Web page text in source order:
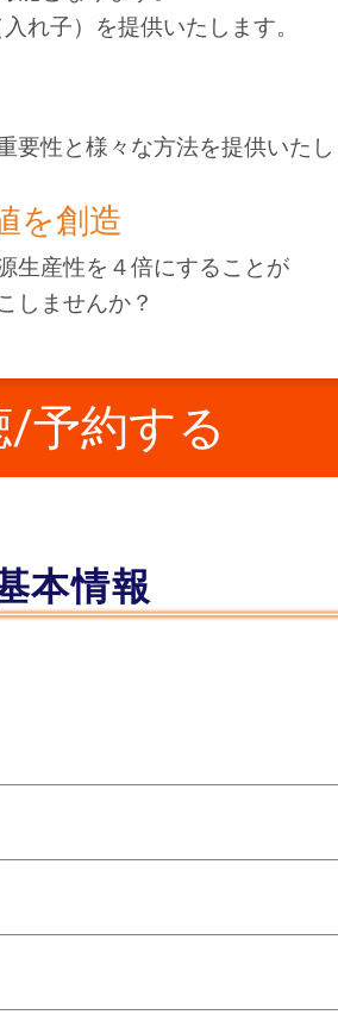
れ子）を提供いたします。
要性と様々な方法を提供いた
を創造
生産性を４倍にすることが
しませんか？
/予約する
本情報